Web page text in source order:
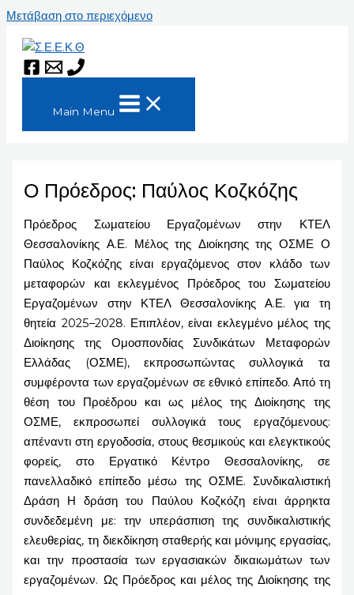
Μετάβαση στο περιεχόμενο
Main Menu
Ο Πρόεδρος: Παύλος Κοζκόζης
Πρόεδρος Σωματείου Εργαζομένων στην ΚΤΕΛ
Θεσσαλονίκης Α.Ε. Μέλος της Διοίκησης της ΟΣΜΕ Ο
Παύλος Κοζκόζης είναι εργαζόμενος στον κλάδο των
μεταφορών και εκλεγμένος Πρόεδρος του Σωματείου
Εργαζομένων στην ΚΤΕΛ Θεσσαλονίκης Α.Ε. για τη
θητεία 2025–2028. Επιπλέον, είναι εκλεγμένο μέλος της
Διοίκησης της Ομοσπονδίας Συνδικάτων Μεταφορών
Ελλάδας (ΟΣΜΕ), εκπροσωπώντας συλλογικά τα
συμφέροντα των εργαζομένων σε εθνικό επίπεδο. Από τη
θέση του Προέδρου και ως μέλος της Διοίκησης της
ΟΣΜΕ, εκπροσωπεί συλλογικά τους εργαζόμενους:
απέναντι στη εργοδοσία, στους θεσμικούς και ελεγκτικούς
φορείς, στο Εργατικό Κέντρο Θεσσαλονίκης, σε
πανελλαδικό επίπεδο μέσω της ΟΣΜΕ. Συνδικαλιστική
Δράση Η δράση του Παύλου Κοζκόζη είναι άρρηκτα
συνδεδεμένη με: την υπεράσπιση της συνδικαλιστικής
ελευθερίας, τη διεκδίκηση σταθερής και μόνιμης εργασίας,
και την προστασία των εργασιακών δικαιωμάτων των
εργαζομένων. Ως Πρόεδρος και μέλος της Διοίκησης της